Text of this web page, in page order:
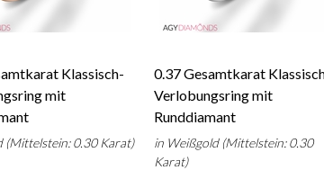
Klassisch-
mit
(Mittelstein: 0.30 Karat)
0.37 Gesamtkarat
Verlobungsring mit
Runddiamant
in Weißgold (Mittelstein: 0.30
Karat)